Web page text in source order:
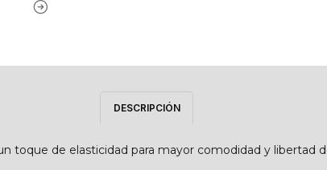
DESCRIPCIÓN
toque de elasticidad para mayor comodidad y libertad